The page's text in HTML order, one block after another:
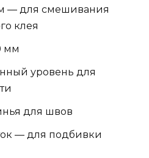
— для смешивания
клея
мм
уровень для
для швов
— для подбивки